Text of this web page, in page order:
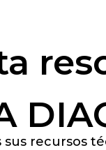
sus recursos